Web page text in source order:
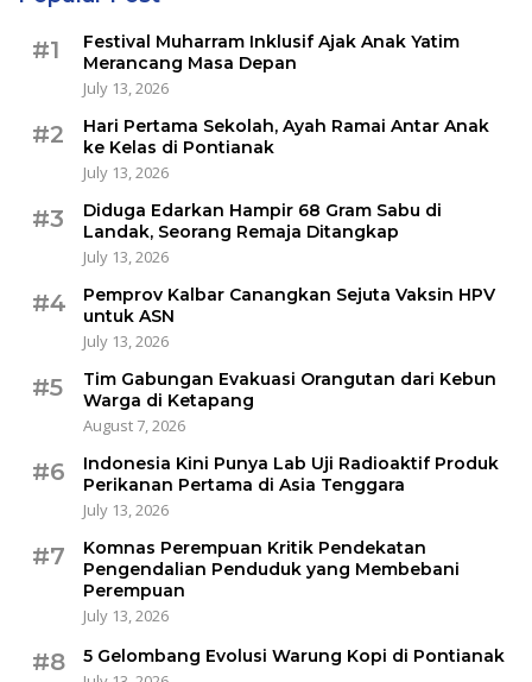
#1
Festival Muharram Inklusif Ajak Anak Yatim
Merancang Masa Depan
July 13, 2026
#2
Hari Pertama Sekolah, Ayah Ramai Antar Anak
ke Kelas di Pontianak
July 13, 2026
#3
Diduga Edarkan Hampir 68 Gram Sabu di
Landak, Seorang Remaja Ditangkap
July 13, 2026
#4
Pemprov Kalbar Canangkan Sejuta Vaksin HPV
untuk ASN
July 13, 2026
#5
Tim Gabungan Evakuasi Orangutan dari Kebun
Warga di Ketapang
August 7, 2026
#6
Indonesia Kini Punya Lab Uji Radioaktif Produk
Perikanan Pertama di Asia Tenggara
July 13, 2026
#7
Komnas Perempuan Kritik Pendekatan
Pengendalian Penduduk yang Membebani
Perempuan
July 13, 2026
#8
5 Gelombang Evolusi Warung Kopi di Pontianak